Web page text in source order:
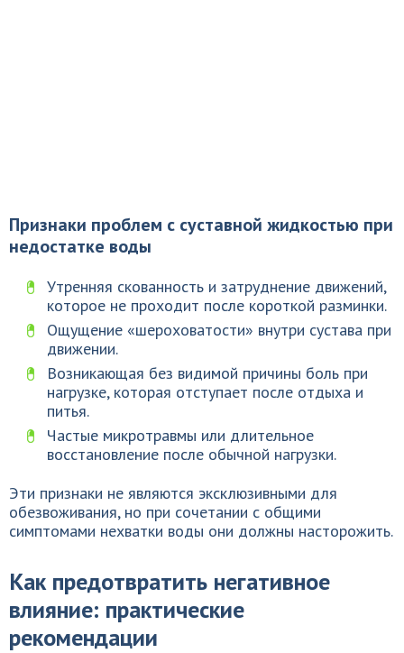
Признаки проблем с суставной жидкостью при
недостатке воды
Утренняя скованность и затруднение движений,
которое не проходит после короткой разминки.
Ощущение «шероховатости» внутри сустава при
движении.
Возникающая без видимой причины боль при
нагрузке, которая отступает после отдыха и
питья.
Частые микротравмы или длительное
восстановление после обычной нагрузки.
Эти признаки не являются эксклюзивными для
обезвоживания, но при сочетании с общими
симптомами нехватки воды они должны насторожить.
Как предотвратить негативное
влияние: практические
рекомендации